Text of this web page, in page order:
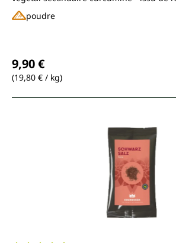
biologique contrôlée
poudre
9,90 €
(19,80 € / kg)